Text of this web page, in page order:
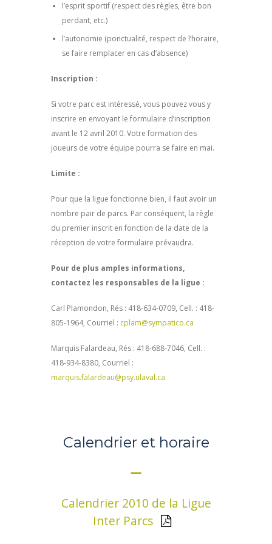
l’esprit sportif (respect des règles, être bon
perdant, etc.)
l’autonomie (ponctualité, respect de l’horaire,
se faire remplacer en cas d’absence)
Inscription :
Si votre parc est intéressé, vous pouvez vous y
inscrire en envoyant le formulaire d’inscription
avant le 12 avril 2010. Votre formation des
joueurs de votre équipe pourra se faire en mai.
Limite :
Pour que la ligue fonctionne bien, il faut avoir un
nombre pair de parcs. Par conséquent, la règle
du premier inscrit en fonction de la date de la
réception de votre formulaire prévaudra.
Pour de plus amples informations,
contactez les responsables de la ligue :
Carl Plamondon, Rés : 418-634-0709, Cell. : 418-
805-1964, Courriel : cplam@sympatico.ca
Marquis Falardeau, Rés : 418-688-7046, Cell. :
418-934-8380, Courriel :
marquis.falardeau@psy.ulaval.ca
Calendrier et horaire
Calendrier 2010 de la Ligue
Inter Parcs